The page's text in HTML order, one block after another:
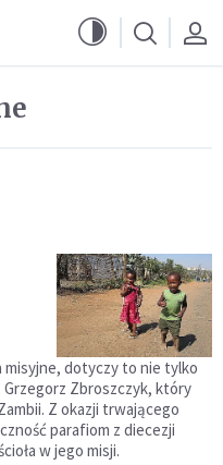
misyjne, dotyczy to nie tylko
Grzegorz Zbroszczyk, który
Z okazji trwającego
parafiom z diecezji
w jego misji.